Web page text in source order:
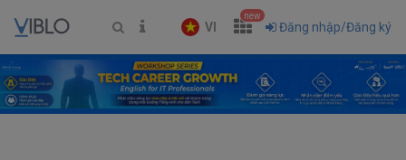
VI
new
Đăng nhập/Đăng ký